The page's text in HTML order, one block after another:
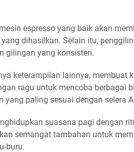
espresso yang baik akan
dihasilkan. Selain itu,
gilingan yang konsisten.
keterampilan lainnya, membuat
ragu untuk mencoba berbagai
yang paling sesuai dengan selera
suasana pagi dengan
semangat tambahan untuk
buru.